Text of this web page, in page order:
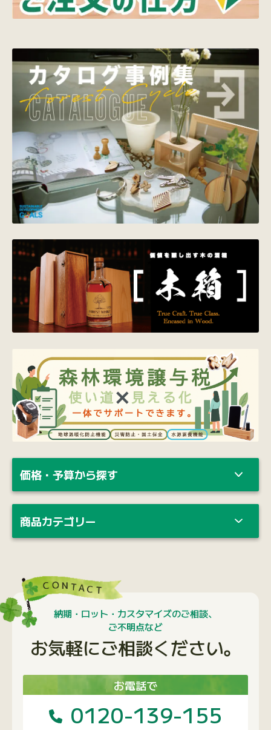
価格・予算から探す
商品カテゴリー
納期・ロット・カスタマイズのご相談、
ご不明点など
お気軽にご相談ください。
お電話で
0120-139-155